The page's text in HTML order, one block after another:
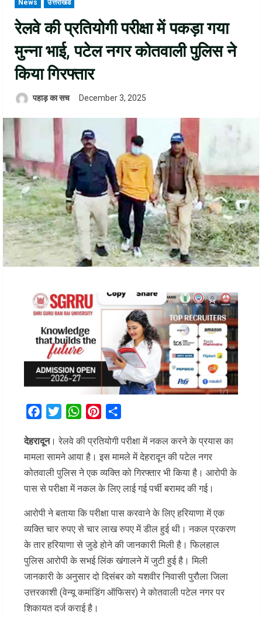
News उत्तराखंड
रेलवे की प्रतियोगी परीक्षा में पकड़ा गया
मुन्ना भाई, पटेल नगर कोतवाली पुलिस ने
किया गिरफ्तार
पहाड़ का सच December 3, 2025
FacebookTwitterWhatsAppPinterest
देहरादून। रेलवे की प्रतियोगी परीक्षा में नकल करने के प्रयास का
मामला सामने आया है। इस मामले में देहरादून की पटेल नगर
कोतवाली पुलिस ने एक व्यक्ति को गिरफ्तार भी किया है। आरोपी के
पास से परीक्षा में नकल के लिए लाई गई पर्ची बरामद की गई।
आरोपी ने बताया कि परीक्षा पास करवाने के लिए हरियाणा में एक
व्यक्ति चार रुपए से चार लाख रुपए में डील हुई थी। नकल प्रकरण
के तार हरियाणा से जुडे होने की जानकारी मिली है। फिलहाल
पुलिस आरोपी के सभई लिंक खंगालने में जुटी हुई है। मिली
जानकारी के अनुसार दो दिसंबर को यशवीर निवासी पुरौला जिला
उत्तरकाशी (वेन्यू कमांडिंग ऑफिसर) ने कोतवाली पटेल नगर पर
शिकायत दर्ज कराई है।